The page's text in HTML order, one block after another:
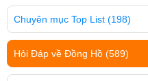
Chuyên mục Top List (198)
Hỏi Đáp về Đồng Hồ (589)